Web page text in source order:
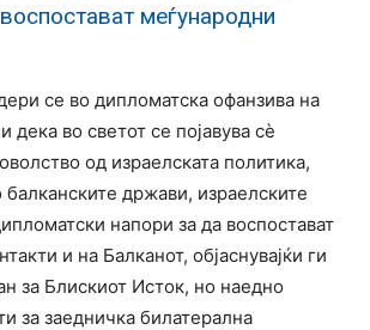
меѓународни
се во дипломатска офанзива на
дека во светот се појавува сѐ
од израелската политика,
балканските држави, израелските
напори за да воспостават
и на Балканот, објаснувајќи ги
за Блискиот Исток, но наедно
за заедничка билатерална